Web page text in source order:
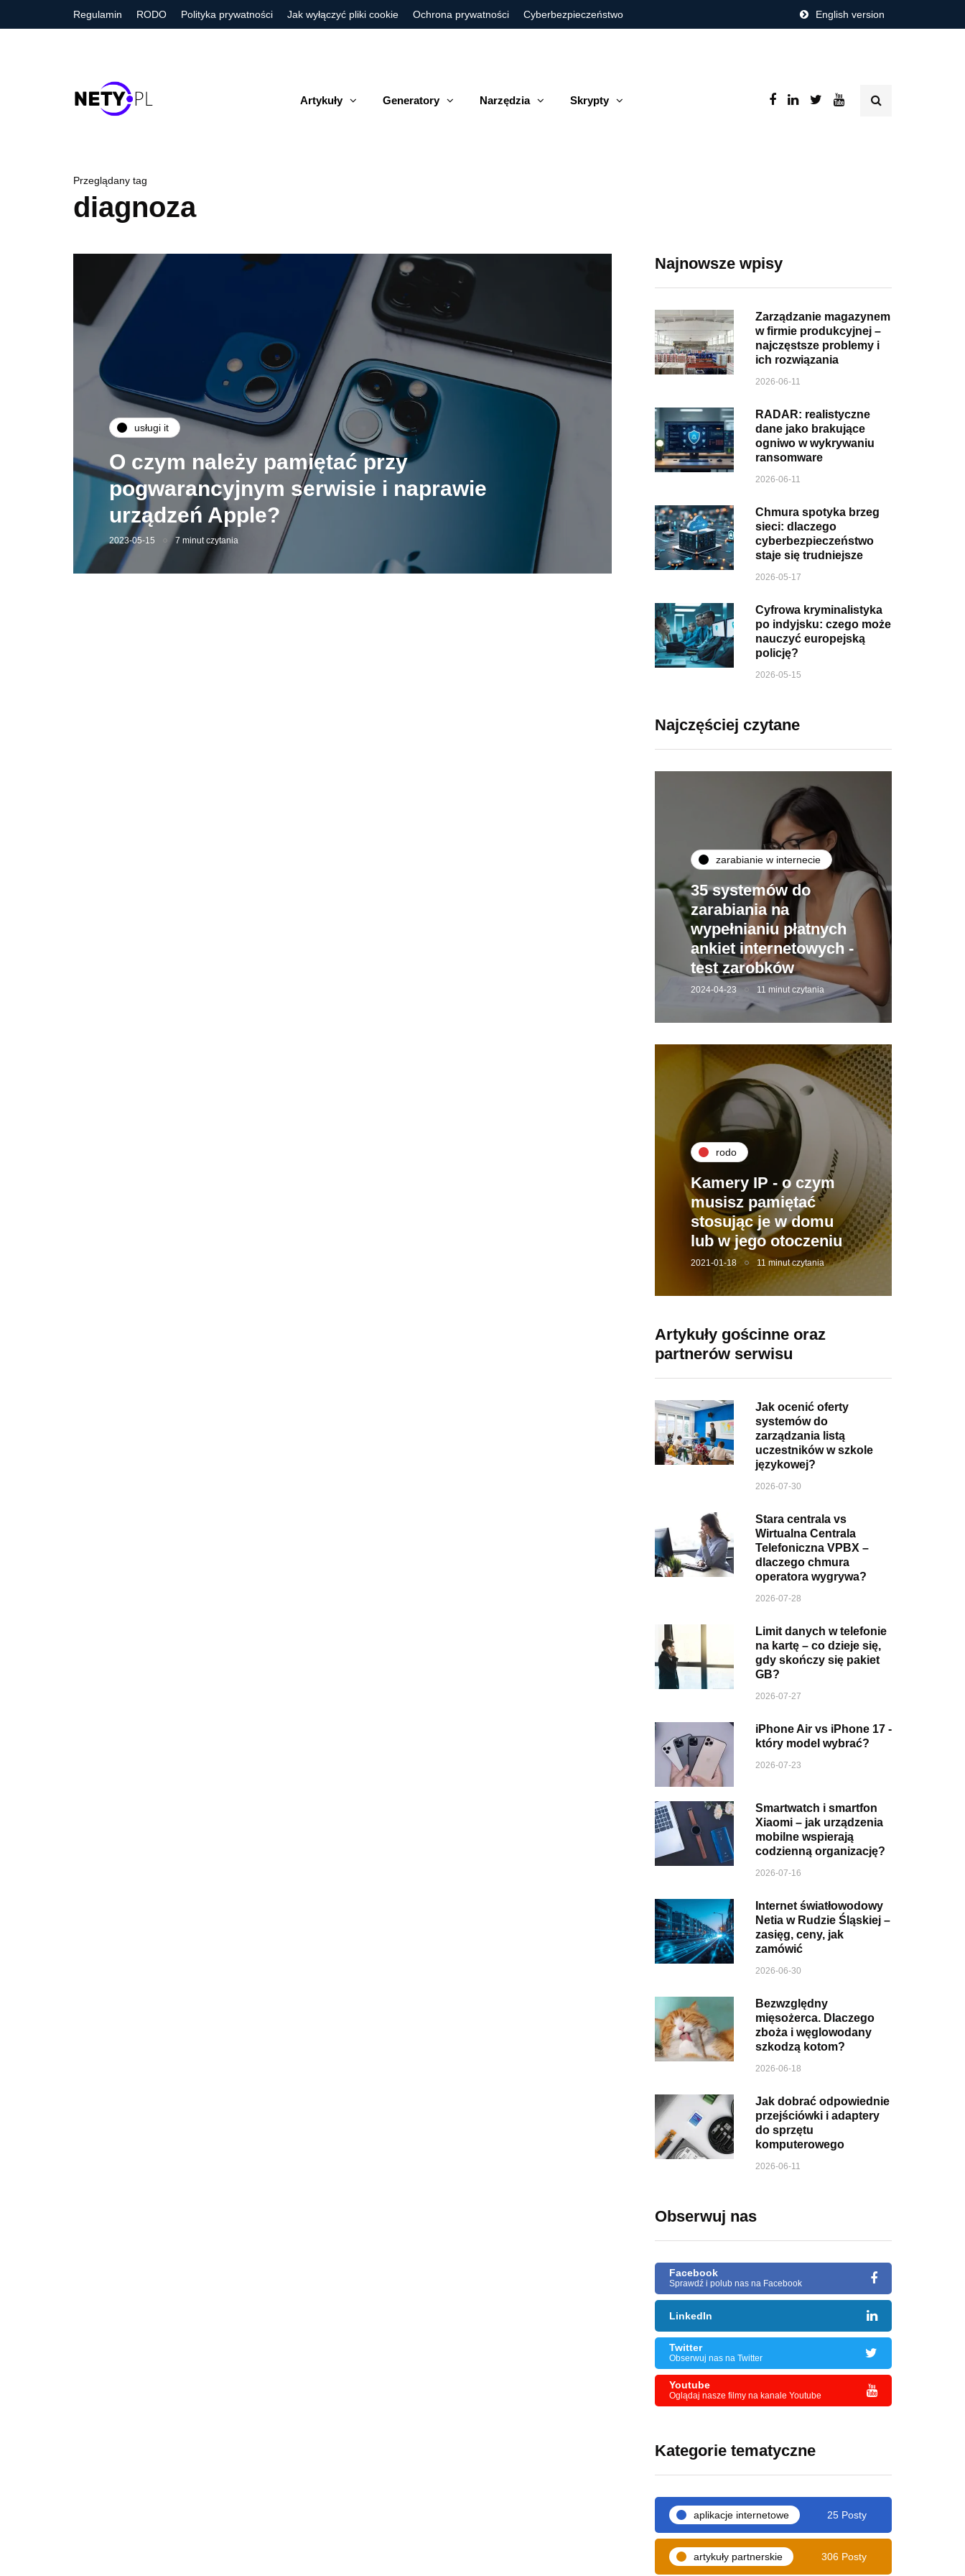
Regulamin RODO Polityka prywatności Jak wyłączyć pliki cookie Ochrona prywatności Cyberbezpieczeństwo English version
Artykuły Generatory Narzędzia Skrypty
Przeglądany tag
diagnoza
usługi it
O czym należy pamiętać przy
pogwarancyjnym serwisie i naprawie
urządzeń Apple?
2023-05-15 7 minut czytania
Najnowsze wpisy
Zarządzanie magazynem
w firmie produkcyjnej –
najczęstsze problemy i
ich rozwiązania
2026-06-11
RADAR: realistyczne
dane jako brakujące
ogniwo w wykrywaniu
ransomware
2026-06-11
Chmura spotyka brzeg
sieci: dlaczego
cyberbezpieczeństwo
staje się trudniejsze
2026-05-17
Cyfrowa kryminalistyka
po indyjsku: czego może
nauczyć europejską
policję?
2026-05-15
Najczęściej czytane
zarabianie w internecie
35 systemów do
zarabiania na
wypełnianiu płatnych
ankiet internetowych -
test zarobków
2024-04-23 11 minut czytania
rodo
Kamery IP - o czym
musisz pamiętać
stosując je w domu
lub w jego otoczeniu
2021-01-18 11 minut czytania
Artykuły gościnne oraz
partnerów serwisu
Jak ocenić oferty
systemów do
zarządzania listą
uczestników w szkole
językowej?
2026-07-30
Stara centrala vs
Wirtualna Centrala
Telefoniczna VPBX –
dlaczego chmura
operatora wygrywa?
2026-07-28
Limit danych w telefonie
na kartę – co dzieje się,
gdy skończy się pakiet
GB?
2026-07-27
iPhone Air vs iPhone 17 -
który model wybrać?
2026-07-23
Smartwatch i smartfon
Xiaomi – jak urządzenia
mobilne wspierają
codzienną organizację?
2026-07-16
Internet światłowodowy
Netia w Rudzie Śląskiej –
zasięg, ceny, jak
zamówić
2026-06-30
Bezwzględny
mięsożerca. Dlaczego
zboża i węglowodany
szkodzą kotom?
2026-06-18
Jak dobrać odpowiednie
przejściówki i adaptery
do sprzętu
komputerowego
2026-06-11
Obserwuj nas
Facebook
Sprawdź i polub nas na Facebook
LinkedIn
Twitter
Obserwuj nas na Twitter
Youtube
Oglądaj nasze filmy na kanale Youtube
Kategorie tematyczne
aplikacje internetowe 25 Posty
artykuły partnerskie 306 Posty